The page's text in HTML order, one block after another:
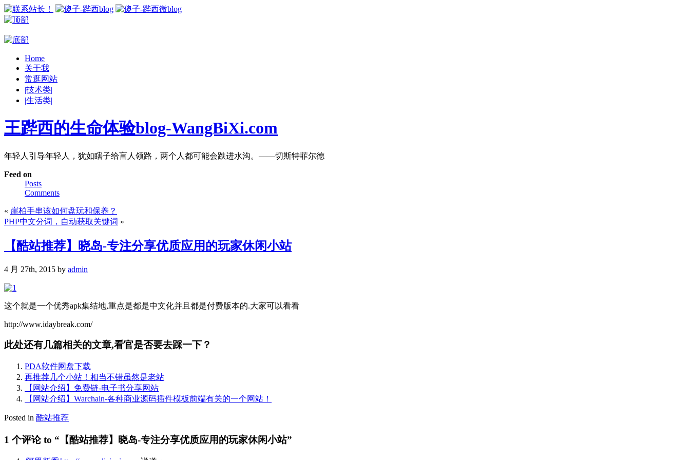
Home
关于我
常逛网站
|技术类|
|生活类|
王跸西的生命体验blog-WangBiXi.com
年轻人引导年轻人，犹如瞎子给盲人领路，两个人都可能会跌进水沟。——切斯特菲尔德
Feed on
Posts
Comments
« 崖柏手串该如何盘玩和保养？
PHP中文分词，自动获取关键词 »
【酷站推荐】晓岛-专注分享优质应用的玩家休闲小站
4 月 27th, 2015 by admin
这个就是一个优秀apk集结地,重点是都是中文化并且都是付费版本的.大家可以看看
http://www.idaybreak.com/
此处还有几篇相关的文章,看官是否要去踩一下？
PDA软件网盘下载
再推荐几个小站！相当不错虽然是老站
【网站介绍】免费链-电子书分享网站
【网站介绍】Warchain-各种商业源码插件模板前端有关的一个网站！
Posted in 酷站推荐
1 个评论 to “【酷站推荐】晓岛-专注分享优质应用的玩家休闲小站”